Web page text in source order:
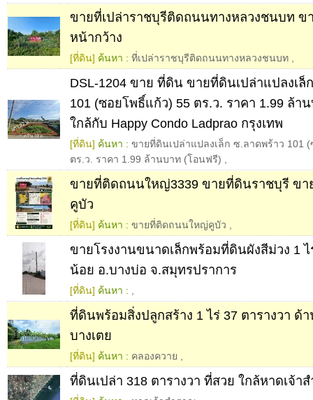
ขายที่เปล่าราชบุรีติดถนนทางหลวงชนบท
หน้ากว้าง
[ที่ดิน] ค้นหา : ที่เปล่าราชบุรีติดถนนทางหลวงชนบท
DSL-1204 ขาย ที่ดิน ขายที่ดินเปล่าแปลงเล็
101 (ซอยโพธิ์แก้ว) 55 ตร.ว. ราคา 1.99 ล้า
ใกล้กับ Happy Condo Ladprao กรุงเทพ
[ที่ดิน] ค้นหา : ขายที่ดินเปล่าแปลงเล็ก ซ.ลาดพร้าว 101
ตร.ว. ราคา 1.99 ล้านบาท (โอนฟรี)
ขายที่ติดถนนใหญ่3​3​3​9 ขายที่ดินราชบุรี​ ข
คูบัว
[ที่ดิน] ค้นหา : ขายที่ติดถนนใหญ่คูบัว
ขายโรงงานขนาดเล็กพร้อมที่ดินผังสีม่วง 1
น้อย อ.บางบ่อ จ.สมุทรปราการ
[ที่ดิน] ค้นหา :
ที่ดินพร้อมสิ่งปลูกสร้าง 1 ไร่ 37 ตารางวา ด้
บางเตย
[ที่ดิน] ค้นหา : คลองควาย
ที่ดินเปล่า 318 ตารางวา ที่สวย ใกล้หาดเจ้า